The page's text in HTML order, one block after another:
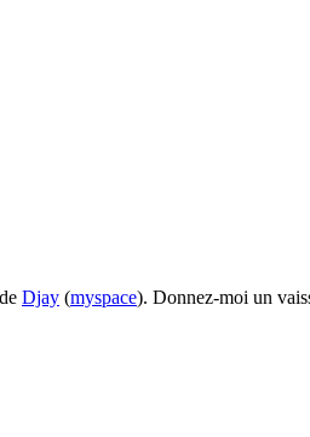
Djay (myspace). Donnez-moi un